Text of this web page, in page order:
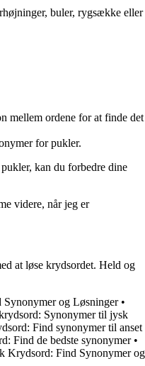
buler, rygsække eller
mellem ordene for at finde det
for pukler.
kan du forbedre dine
videre, når jeg er
at løse krydsordet. Held og
og Løsninger•
Synonymer til jysk
Find synonymer til anset
Find de bedste synonymer•
Krydsord: Find Synonymer og